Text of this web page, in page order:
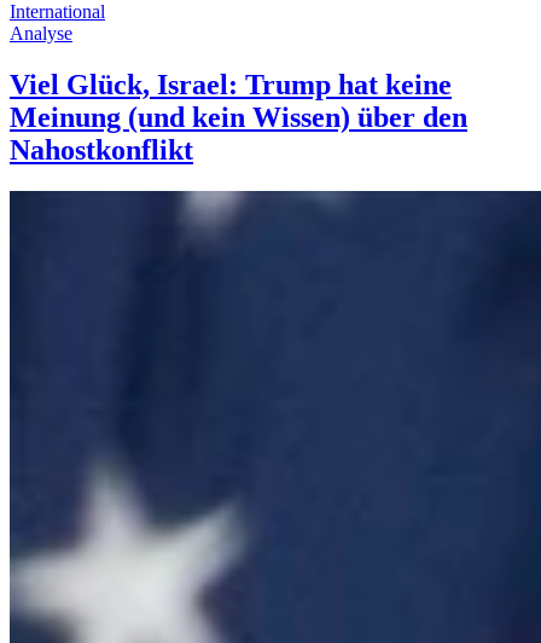
International
Analyse
Viel Glück, Israel: Trump hat keine
Meinung (und kein Wissen) über den
Nahostkonflikt